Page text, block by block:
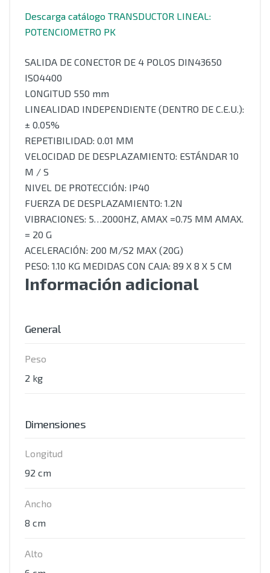
Descarga catálogo TRANSDUCTOR LINEAL:
POTENCIOMETRO PK
SALIDA DE CONECTOR DE 4 POLOS DIN43650
ISO4400
LONGITUD 550 mm
LINEALIDAD INDEPENDIENTE (DENTRO DE C.E.U.):
± 0.05%
REPETIBILIDAD: 0.01 MM
VELOCIDAD DE DESPLAZAMIENTO: ESTÁNDAR 10
M / S
NIVEL DE PROTECCIÓN: IP40
FUERZA DE DESPLAZAMIENTO: 1.2N
VIBRACIONES: 5…2000HZ, AMAX =0.75 MM AMAX.
= 20 G
ACELERACIÓN: 200 M/S2 MAX (20G)
PESO: 1.10 KG MEDIDAS CON CAJA: 89 X 8 X 5 CM
Información adicional
General
Peso
2 kg
Dimensiones
Longitud
92 cm
Ancho
8 cm
Alto